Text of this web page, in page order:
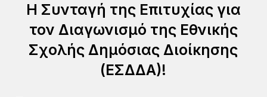
Η Συνταγή της Επιτυχίας για
τον Διαγωνισμό της Εθνικής
Σχολής Δημόσιας Διοίκησης
(ΕΣΔΔΑ)!